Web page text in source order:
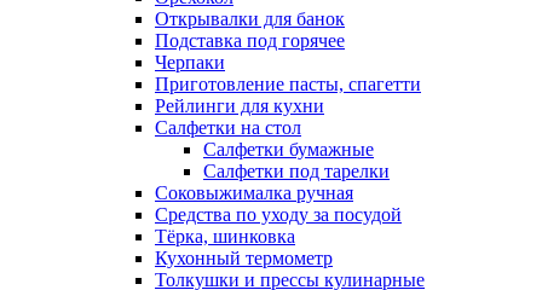
Открывалки для банок
Подставка под горячее
Черпаки
Приготовление пасты, спагетти
Рейлинги для кухни
Салфетки на стол
Салфетки бумажные
Салфетки под тарелки
Соковыжималка ручная
Средства по уходу за посудой
Тëрка, шинковка
Кухонный термометр
Толкушки и прессы кулинарные